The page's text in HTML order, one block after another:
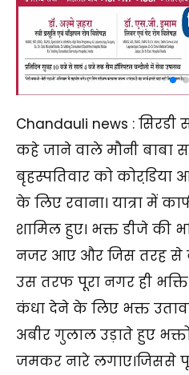
Chandauli news :
कहे जाने वाले मौनी बाबा
बृहस्पतिवार को कोरडि़या
के लिए रवाना। यात्रा में
शामिल हुए। भक्त डीजे की
नजर आए और जिस तरह से
उस तरफ पूरा नगर ही
कंधा देने के लिए भक्त
अबीर गुलाल उड़ाते हुए
जमकर नारे लगाए।जिससे